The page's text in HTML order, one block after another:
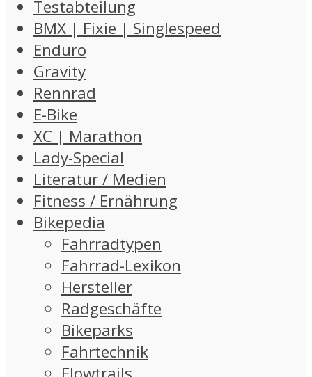
Testabteilung
BMX | Fixie | Singlespeed
Enduro
Gravity
Rennrad
E-Bike
XC | Marathon
Lady-Special
Literatur / Medien
Fitness / Ernährung
Bikepedia
Fahrradtypen
Fahrrad-Lexikon
Hersteller
Radgeschäfte
Bikeparks
Fahrtechnik